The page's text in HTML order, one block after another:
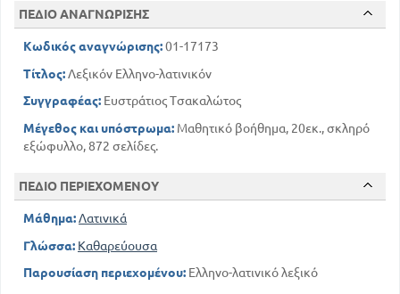
Λέξεις από Μ
488
528
Λέξεις από Ξ
Λέξεις από Ο
Λέξεις από Π
Λέξεις από Ρ
Λέξεις από Σ
706
Λέξεις από Υ
802
829
Λέξεις από Χ
Λέξεις από Ψ
Λέξεις από Ω
ΠΕΔΙΟ ΑΝΑΓΝΩΡΙΣΗΣ
Κωδικός αναγνώρισης:01-17173
Τίτλος:Λεξικόν Ελληνο-λατινικόν
Συγγραφέας: Ευστράτιος Τσακαλώτος
Μέγεθος και υπόστρωμα: Μαθητικό βοήθημα, 20εκ., σκληρό
εξώφυλλο, 872 σελίδες.
ΠΕΔΙΟ ΠΕΡΙΕΧΟΜΕΝΟΥ
Μάθημα:Λατινικά
Γλώσσα: Καθαρεύουσα
Παρουσίαση περιεχομένου: Ελληνο-λατινικό λεξικό